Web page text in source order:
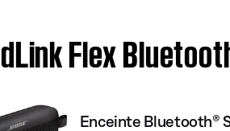
Flex
Enceinte Bluetooth®